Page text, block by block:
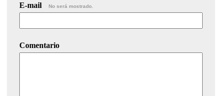
E-mail No será mostrado.
Comentario